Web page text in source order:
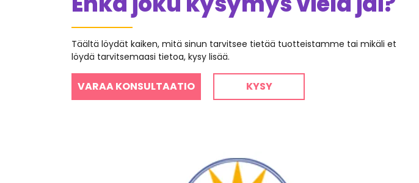
Täältä löydät kaiken, mitä sinun tarvitsee tietää tuotteistamme tai mikäli et
löydä tarvitsemaasi tietoa, kysy lisää.
VARAA KONSULTAATIO KYSY